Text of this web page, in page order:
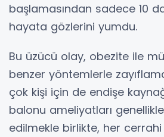
başlamasından sadece 10
hayata gözlerini yumdu.
Bu üzücü olay, obezite ile
benzer yöntemlerle
çok kişi için de endişe
balonu ameliyatları
edilmekle birlikte, her